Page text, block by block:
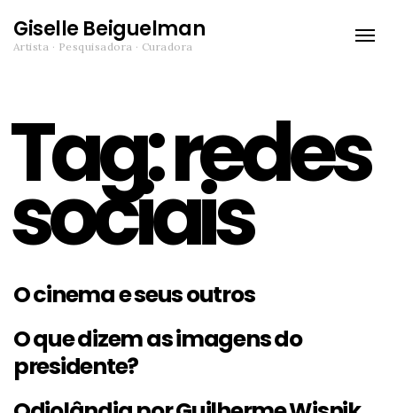
Giselle Beiguelman
Artista · Pesquisadora · Curadora
Toggle
Tag:redes
sociais
O cinema e seus outros
O que dizem as imagens do
presidente?